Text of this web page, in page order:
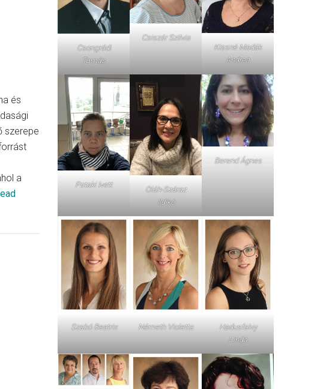
és
szerepe
a
Csongrádi
Tamás
Csiszár Szilvia
Kissné Madák
Andrea
Pataki Ivett
Oláh-Száraz
Ildikó
Berend Ágnes
Szabó Beatrix Németh Violetta
Hadusfalvy
Linda